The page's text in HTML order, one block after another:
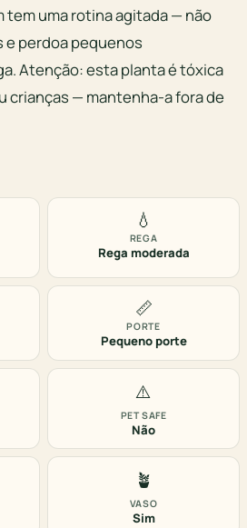
tem uma rotina agitada — não
e perdoa pequenos
Atenção: esta planta é tóxica
crianças — mantenha-a fora de
💧
REGA
Rega moderada
📏
PORTE
Pequeno porte
⚠️
PET SAFE
Não
🪴
VASO
Sim